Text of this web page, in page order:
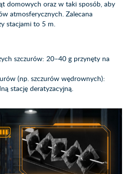
domowych oraz w taki sposób, aby
atmosferycznych. Zalecana
stacjami to 5 m.
szczurów: 20–40 g przynęty na
(np. szczurów wędrownych):
stację deratyzacyjną.